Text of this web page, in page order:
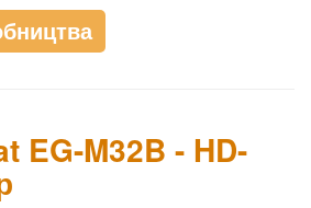
EG-M32B - HD-